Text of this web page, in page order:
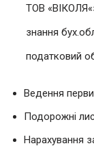
ТОВ
знання
податковий
Ведення
Подорожні
Нарахування